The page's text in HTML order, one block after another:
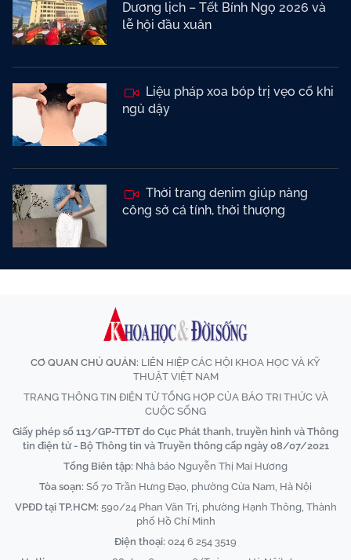
Dương lịch – Tết Bính Ngọ 2026 và
lễ hội đầu xuân
Liệu pháp xoa bóp trị vẹo cổ khi
ngủ dậy
Thời trang denim giúp nàng
công sở cá tính, thời thượng
CƠ QUAN CHỦ QUẢN: LIÊN HIỆP CÁC HỘI KHOA HỌC VÀ KỸ
THUẬT VIỆT NAM
TRANG THÔNG TIN ĐIỆN TỬ TỔNG HỢP CỦA BÁO TRI THỨC VÀ
CUỘC SỐNG
Giấy phép số 113/GP-TTĐT do Cục Phát thanh, truyền hình và Thông
tin điện tử - Bộ Thông tin và Truyền thông cấp ngày 08/07/2021
Tổng Biên tập: Nhà báo Nguyễn Thị Mai Hương
Tòa soạn: Số 70 Trần Hưng Đạo, phường Cửa Nam, Hà Nội
VPĐD tại TP.HCM: 590/24 Phan Văn Trị, phường Hạnh Thông, Thành
phố Hồ Chí Minh
Điện thoại: 024 6 254 3519